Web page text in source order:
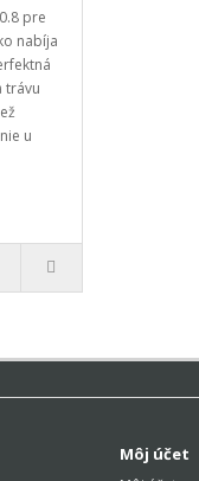
pre
nabíja
trávu
u
Môj účet